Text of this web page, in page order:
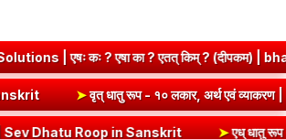
? एषा का ? एतत् किम् ? (दीपकम) |
Roop in Sanskrit ➤वृत् धातु रूप - १० लकार,
Roop in Sanskrit ➤एध् धातु रूप - १०